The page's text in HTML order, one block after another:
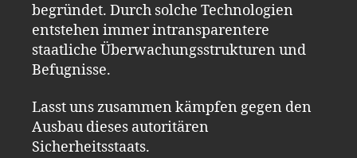
begründet. Durch solche Technologien
entstehen immer intransparentere
staatliche Überwachungsstrukturen und
Befugnisse.
Lasst uns zusammen kämpfen gegen den
Ausbau dieses autoritären
Sicherheitsstaats.